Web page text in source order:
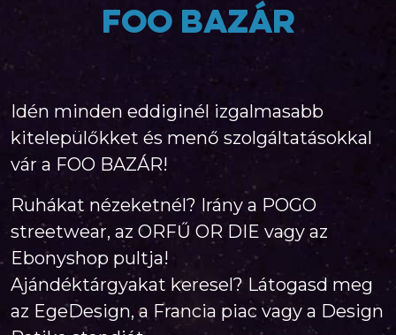
FOO Bazár
Idén minden eddiginél izgalmasabb
kitelepülőkket és menő szolgáltatásokkal
vár a FOO BAZÁR!
Ruhákat nézeketnél? Irány a POGO
streetwear, az ORFŰ OR DIE vagy az
Ebonyshop pultja!
Ajándéktárgyakat keresel? Látogasd meg
az EgeDesign, a Francia piac vagy a Design